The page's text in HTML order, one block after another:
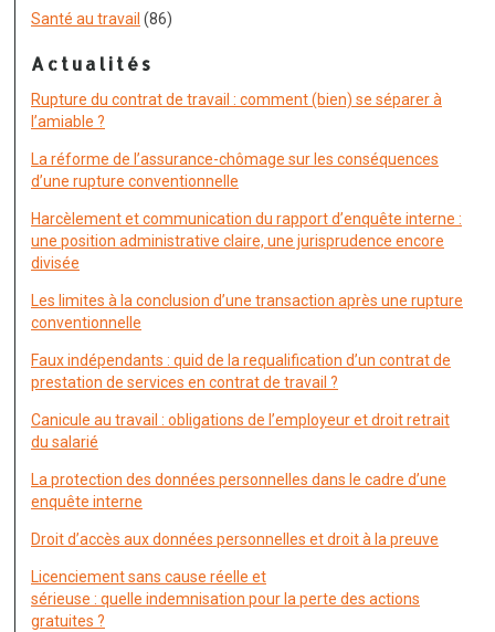
Santé au travail (86)
Actualités
Rupture du contrat de travail : comment (bien) se séparer à
l’amiable ?
La réforme de l’assurance-chômage sur les conséquences
d’une rupture conventionnelle
Harcèlement et communication du rapport d’enquête interne :
une position administrative claire, une jurisprudence encore
divisée
Les limites à la conclusion d’une transaction après une rupture
conventionnelle
Faux indépendants : quid de la requalification d’un contrat de
prestation de services en contrat de travail ?
Canicule au travail : obligations de l’employeur et droit retrait
du salarié
La protection des données personnelles dans le cadre d’une
enquête interne
Droit d’accès aux données personnelles et droit à la preuve
Licenciement sans cause réelle et
sérieuse : quelle indemnisation pour la perte des actions
gratuites ?